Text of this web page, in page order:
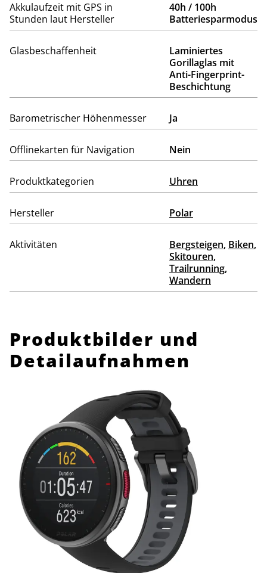
Akkulaufzeit mit GPS in
Stunden laut Hersteller
40h / 100h
Batteriesparmodus
Glasbeschaffenheit
Laminiertes
Gorillaglas mit
Anti-Fingerprint-
Beschichtung
Barometrischer Höhenmesser Ja
Offlinekarten für Navigation Nein
Produktkategorien Uhren
Hersteller Polar
Aktivitäten Bergsteigen, Biken,
Skitouren,
Trailrunning,
Wandern
Produktbilder und
Detailaufnahmen